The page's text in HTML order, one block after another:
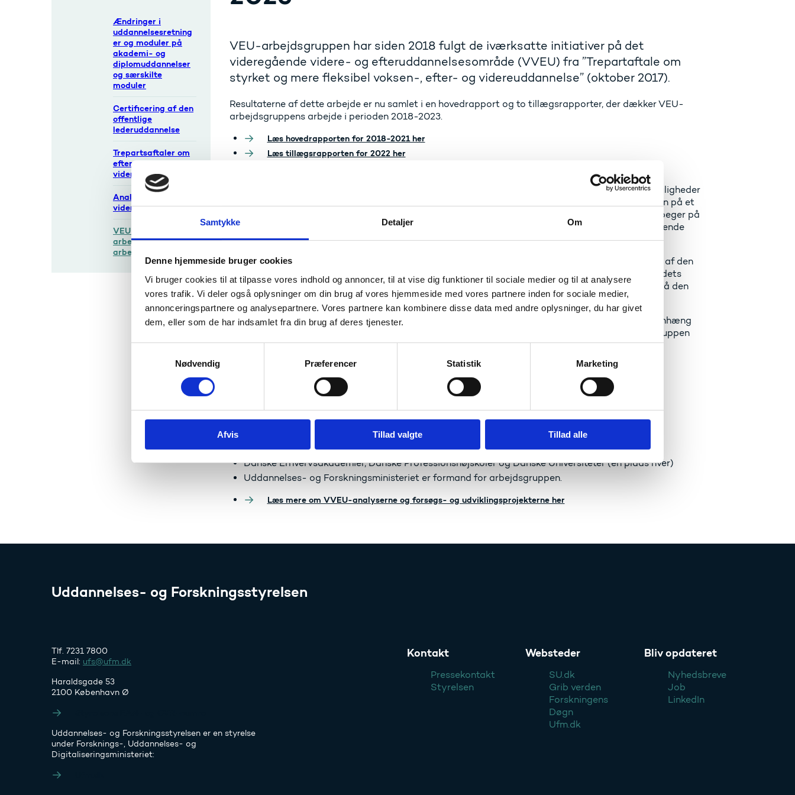
Samtykke Detaljer Om
Denne hjemmeside bruger cookies
Vi bruger cookies til at tilpasse vores indhold og annoncer, til at vise dig funktioner til sociale medier og til at analysere
vores trafik. Vi deler også oplysninger om din brug af vores hjemmeside med vores partnere inden for sociale medier,
annonceringspartnere og analysepartnere. Vores partnere kan kombinere disse data med andre oplysninger, du har givet
dem, eller som de har indsamlet fra din brug af deres tjenester.
v
Nødvendig Præferencer Statistik Marketing
Afvis Tillad valgte Tillad alle
Ændringer i
uddannelsesretning
er og moduler på
akademi- og
diplomuddannelser
og særskilte
moduler
Certificering af den
offentlige
lederuddannelse
Trepartsaftaler om
efter- og
videreuddannelse
Analyser om
videregående VEU
VEU-
arbejdsgruppens
arbejde 2018-2023
VEU-arbejdsgruppen har siden 2018 fulgt de iværksatte initiativer på det
videregående videre- og efteruddannelsesområde (VVEU) fra ”Trepartaftale om
styrket og mere fleksibel voksen-, efter- og videreuddannelse” (oktober 2017).
Resultaterne af dette arbejde er nu samlet i en hovedrapport og to tillægsrapporter, der dækker VEU-
arbejdsgruppens arbejde i perioden 2018-2023.
Læs hovedrapporten for 2018-2021 her
Læs tillægsrapporten for 2022 her
I hovedrapporten identificerer arbejdsgruppen en række væsentlige perspektiver og udviklingsmuligheder
inden for det videregående efter- og videreuddannelsesområde (VEU). Bl.a. peger arbejdsgruppen på et
generelt behov for, at videregående VEU bliver prioriteret af alle parter, ligesom arbejdsgruppen peger på
centrale barrierer og potentialer for udbud, deltagelse og samarbejde i forbindelse med videregående
VEU.
Desuden fremhæver arbejdsgruppen videregående VEU som særdeles velegnet til understøttelse af den
grønne omstilling i kraft af sin evne til hurtigt og fleksibelt at kunne respondere på arbejdsmarkedets
ændrede behov. Således har VEU-arbejdsgruppen også initieret udviklingsinitiativer med fokus på den
grønne omstilling, bl.a. udviklingen af en ny masteruddannelse i bæredygtig byggeri.
Endelig samler arbejdsgruppen i hovedrapporten op på fire analyser om aktivitet, udbud, sammenhæng
og barrierer inden for videregående VEU samt de forsøgs- og udviklingsprojekter, som arbejdsgruppen
har finansieret via deres årlige pulje til videns- og udviklingsaktiviteter.
I VEU-arbejdsgruppen indgår repræsentanter fra:
DA – herunder DI, Dansk Erhverv og Tekniq (4 pladser)
Lederne (1 plads)
FH – herunder HK og Dansk Metal (5 pladser)
AC (1 plads)
Danske Erhvervsakademier, Danske Professionshøjskoler og Danske Universiteter (en plads hver)
Uddannelses- og Forskningsministeriet er formand for arbejdsgruppen.
Læs mere om VVEU-analyserne og forsøgs- og udviklingsprojekterne her
Uddannelses- og Forskningsstyrelsen
Tlf. 7231 7800
E-mail: ufs@ufm.dk
Haraldsgade 53
2100 København Ø
Uddannelses- og Forskningsstyrelsen er en styrelse
under Forsknings-, Uddannelses- og
Digitaliseringsministeriet:
Kontakt
Pressekontakt
Styrelsen
Websteder
SU.dk
Grib verden
Forskningens
Døgn
Ufm.dk
Bliv opdateret
Nyhedsbreve
Job
LinkedIn